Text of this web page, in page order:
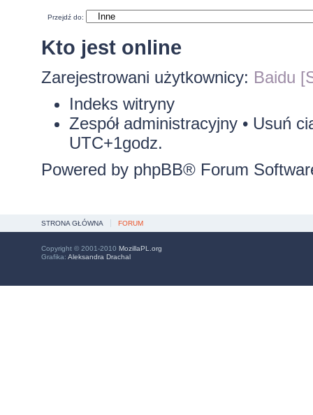
Przejdź do:
Kto jest online
Zarejestrowani użytkownicy: Baidu
Indeks witryny
Zespół administracyjny• Usuń
UTC+1godz.
Powered by phpBB® Forum
STRONA GŁÓWNA FORUM
Copyright © 2001-2010 MozillaPL.org
Grafika: Aleksandra Drachal